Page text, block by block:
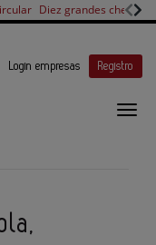
Diez grandes chefs
Login empresas Registro